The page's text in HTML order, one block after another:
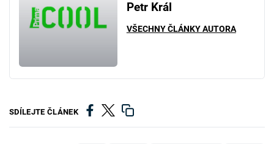
Petr Král
VŠECHNY ČLÁNKY AUTORA
SDÍLEJTE ČLÁNEK